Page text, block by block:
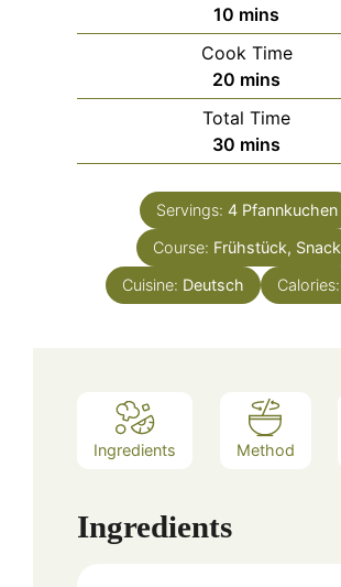
10 minutes
mins
Cook Time
20 minutes
mins
Total Time
30 minutes
mins
Servings: 4 Pfannkuchen
Course: Frühstück, Snack
Cuisine: Deutsch Calories:
Ingredients Method
Ingredients